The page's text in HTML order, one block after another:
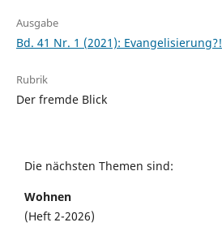
Ausgabe
Bd. 41 Nr. 1 (2021): Evangelisierung?!
Rubrik
Der fremde Blick
Die nächsten Themen sind:
Wohnen
(Heft 2-2026)